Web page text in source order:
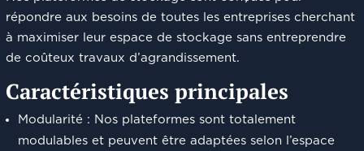
répondre aux besoins de toutes les entreprises cherchant
à maximiser leur espace de stockage sans entreprendre
de coûteux travaux d’agrandissement.
Caractéristiques principales
Modularité : Nos plateformes sont totalement
modulables et peuvent être adaptées selon l’espace